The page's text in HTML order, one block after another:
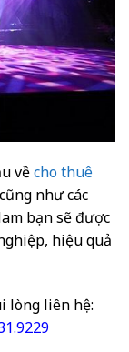
vềcho thuê
như các
bạn sẽ được
hiệu quả
lòng liên hệ: